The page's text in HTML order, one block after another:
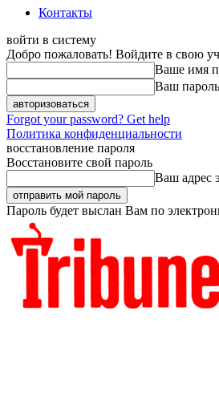
Контакты
войти в систему
Добро пожаловать! Войдите в свою
Ваше имя
Ваш пароль
Forgot your password? Get help
Политика конфиденциальности
восстановление пароля
Восстановите свой пароль
Ваш адрес
Пароль будет выслан Вам по